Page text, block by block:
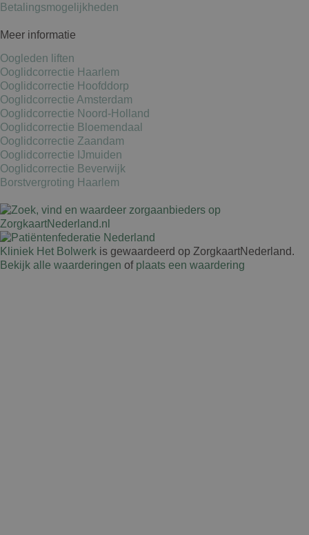
Betalingsmogelijkheden
Meer informatie
Oogleden liften
Ooglidcorrectie Haarlem
Ooglidcorrectie Hoofddorp
Ooglidcorrectie Amsterdam
Ooglidcorrectie Noord-Holland
Ooglidcorrectie Bloemendaal
Ooglidcorrectie Zaandam
Ooglidcorrectie IJmuiden
Ooglidcorrectie Beverwijk
Borstvergroting Haarlem
Kliniek Het Bolwerk is gewaardeerd op ZorgkaartNederland.
Bekijk alle waarderingen of plaats een waardering